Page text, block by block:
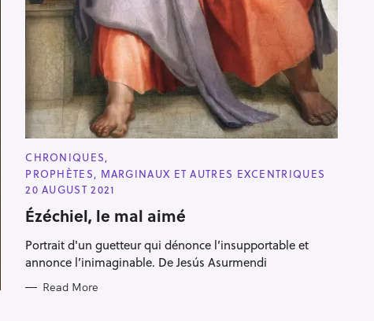
C
A
T
E
O
R
E
CHRONIQUES
PROPHÈTES, MARGINAUX ET AUTRES EXCENTRIQUES
20 AUGUST 2021
Ézéchiel, le mal aimé
Portrait d'un guetteur qui dénonce l’insupportable et
annonce l’inimaginable. De Jesús Asurmendi
Read More